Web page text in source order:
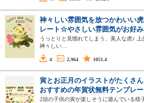
神々しい雰囲気を放つかわいい
レート☆やさしい雰囲気がお好
うっとりと見惚れてしまう、美人な虎♪ 上
神々しい…
4 2,964 1051.4
寅とお正月のイラストがたくさ
おすすめの年賀状無料テンプレー
2頭の子供の寅が楽しそうに遊んでいる様